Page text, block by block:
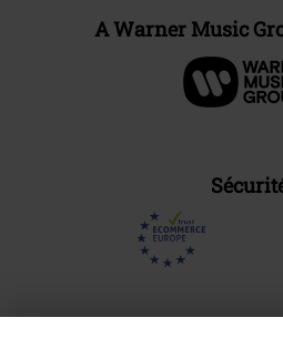
A Warner Music